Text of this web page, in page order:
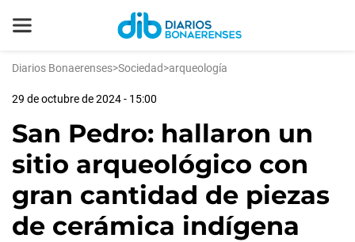
Diarios Bonaerenses>Sociedad>arqueología
29 de octubre de 2024 - 15:00
San Pedro: hallaron un
sitio arqueológico con
gran cantidad de piezas
de cerámica indígena